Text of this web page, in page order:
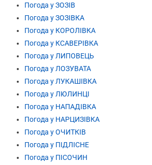
Погода у ЗОЗІВ
Погода у ЗОЗІВКА
Погода у КОРОЛІВКА
Погода у КСАВЕРІВКА
Погода у ЛИПОВЕЦЬ
Погода у ЛОЗУВАТА
Погода у ЛУКАШІВКА
Погода у ЛЮЛИНЦІ
Погода у НАПАДІВКА
Погода у НАРЦИЗІВКА
Погода у ОЧИТКІВ
Погода у ПІДЛІСНЕ
Погода у ПІСОЧИН